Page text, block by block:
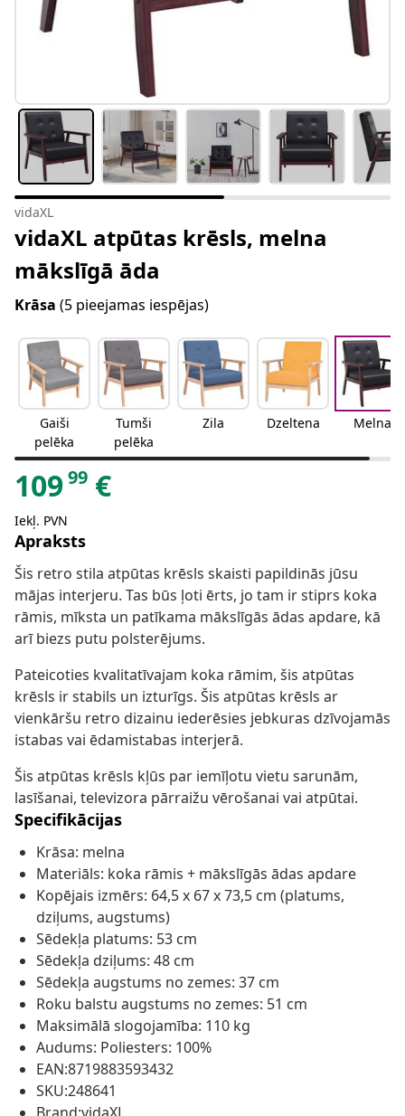
vidaXL
vidaXL atpūtas krēsls, melna
mākslīgā āda
Krāsa (5 pieejamas iespējas)
Gaiši
pelēka
Tumši
pelēka
Zila Dzeltena Melna
10999 €
Iekļ. PVN
Apraksts
Šis retro stila atpūtas krēsls skaisti papildinās jūsu
mājas interjeru. Tas būs ļoti ērts, jo tam ir stiprs koka
rāmis, mīksta un patīkama mākslīgās ādas apdare, kā
arī biezs putu polsterējums.
Pateicoties kvalitatīvajam koka rāmim, šis atpūtas
krēsls ir stabils un izturīgs. Šis atpūtas krēsls ar
vienkāršu retro dizainu iederēsies jebkuras dzīvojamās
istabas vai ēdamistabas interjerā.
Šis atpūtas krēsls kļūs par iemīļotu vietu sarunām,
lasīšanai, televizora pārraižu vērošanai vai atpūtai.
Specifikācijas
Krāsa: melna
Materiāls: koka rāmis + mākslīgās ādas apdare
Kopējais izmērs: 64,5 x 67 x 73,5 cm (platums,
dziļums, augstums)
Sēdekļa platums: 53 cm
Sēdekļa dziļums: 48 cm
Sēdekļa augstums no zemes: 37 cm
Roku balstu augstums no zemes: 51 cm
Maksimālā slogojamība: 110 kg
Audums: Poliesters: 100%
EAN:8719883593432
SKU:248641